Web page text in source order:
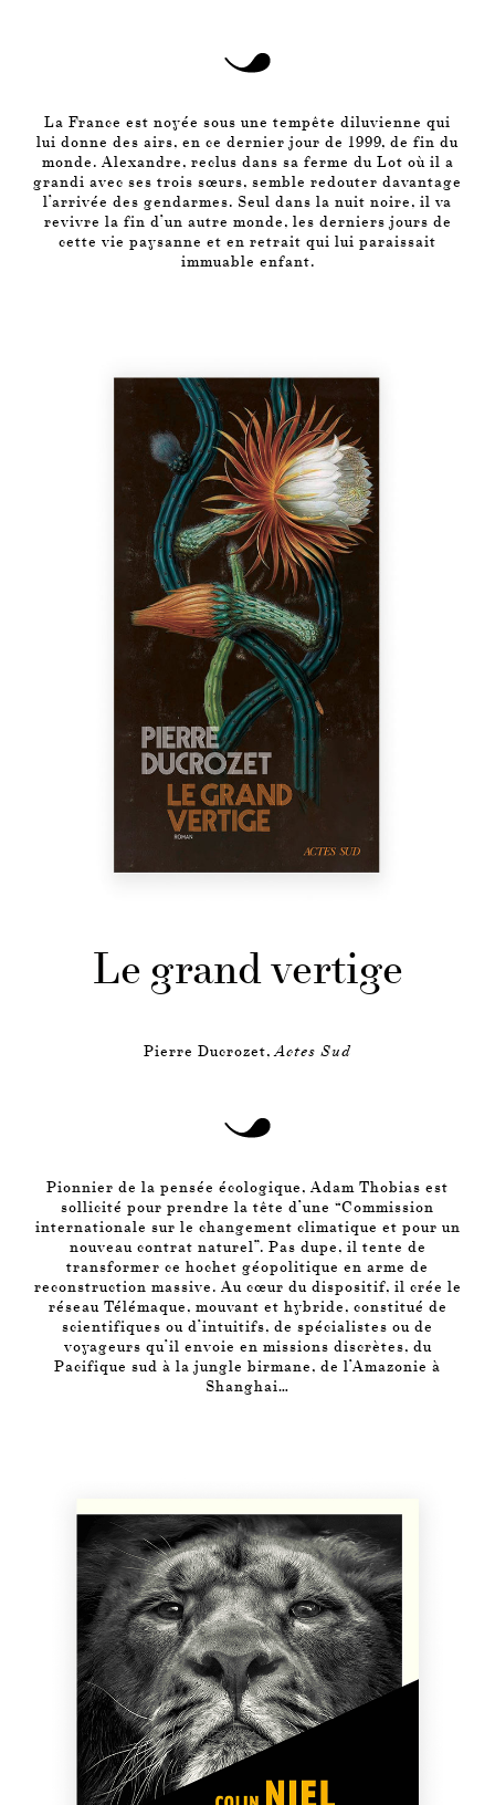
La France est noyée sous une tempête diluvienne qui
lui donne des airs, en ce dernier jour de 1999, de fin du
monde. Alexandre, reclus dans sa ferme du Lot où il a
grandi avec ses trois sœurs, semble redouter davantage
l’arrivée des gendarmes. Seul dans la nuit noire, il va
revivre la fin d’un autre monde, les derniers jours de
cette vie paysanne et en retrait qui lui paraissait
immuable enfant.
Le grand vertige
Pierre Ducrozet,Actes Sud
Pionnier de la pensée écologique, Adam Thobias est
sollicité pour prendre la tête d’une “Commission
internationale sur le changement climatique et pour un
nouveau contrat naturel”. Pas dupe, il tente de
transformer ce hochet géopolitique en arme de
reconstruction massive. Au cœur du dispositif, il crée le
réseau Télémaque, mouvant et hybride, constitué de
scientifiques ou d’intuitifs, de spécialistes ou de
voyageurs qu’il envoie en missions discrètes, du
Pacifique sud à la jungle birmane, de l’Amazonie à
Shanghai…